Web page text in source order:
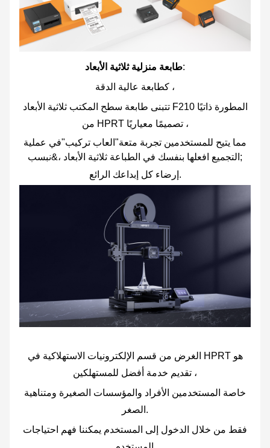
طابعة منزلية ثلاثية الأبعاد:
كطابعة عالية الدقة ،
تتبنى طابعة سطح المكتب ثلاثية الأبعاد F210 المطورة ذاتيًا
من HPRT تصميمًا معياريًا ،
مما يتيح للمستخدمين تجربة متعة"العاب تركيب"في عملية
التجميع افعلها بنفسك في الطباعة ثلاثية الأبعاد ،&نبسب;
إرضاء كل إبداعك الرائع.
الغرض من قسم الإلكترونيات الاستهلاكية في HPRT هو
تقديم خدمة أفضل للمستهلكين ،
خاصة المستخدمين الأفراد والمؤسسات الصغيرة ومتناهية
الصغر.
فقط من خلال الدخول إلى المستخدم يمكننا فهم احتياجات